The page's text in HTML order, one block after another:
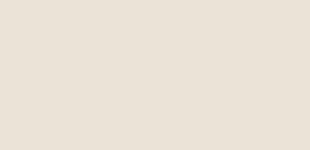
プリング ホース類 など）
ース など）